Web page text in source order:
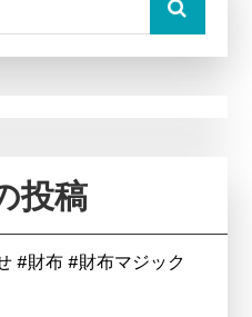
ミ、
と
メ
投稿
#財布 #財布マジック